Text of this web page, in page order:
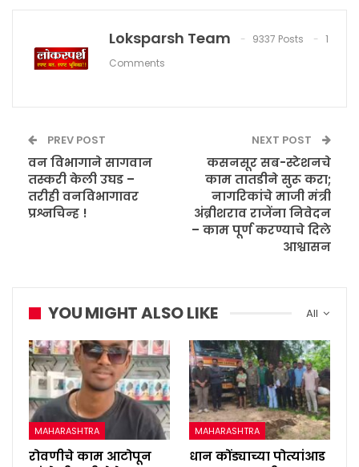
Loksparsh Team 9337 Posts
1
Comments
PREV POST
वन विभागाने सागवान
तस्करी केली उघड –
तरीही वनविभागावर
प्रश्नचिन्ह !
NEXT POST
कसनसूर सब-स्टेशनचे
काम तातडीने सुरू करा;
नागरिकांचे माजी मंत्री
अंब्रीशराव राजेंना निवेदन
– काम पूर्ण करण्याचे दिले
आश्वासन
All
YOU MIGHT ALSO LIKE
MAHARASHTRA
रोवणीचे काम आटोपून
MAHARASHTRA
धान कोंड्याच्या पोत्यांआड